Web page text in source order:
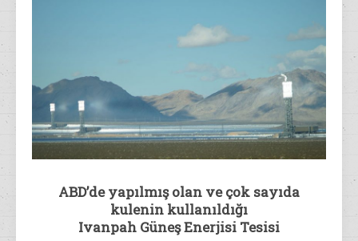
ABD’de yapılmış olan ve çok sayıda
kulenin kullanıldığı
Ivanpah Güneş Enerjisi Tesisi